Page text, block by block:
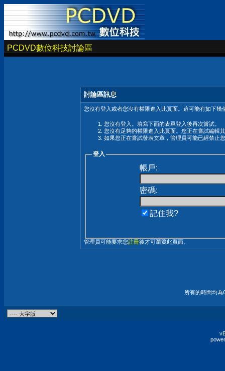
PCDVD數位科技討論區
討論區訊息
您沒有登入或者您沒有權限進入此頁面。這可能有如下幾
您沒有登入。填寫下面的表單登入後再次嘗試。
您沒有足夠的權限進入此頁面。您正在嘗試編輯
如果您正在嘗試發表文章，管理員可能已經禁止
登入
帳戶:
密碼:
記住我?
管理員可能要求您註冊後才可瀏覽此頁面。
所有的時間均為